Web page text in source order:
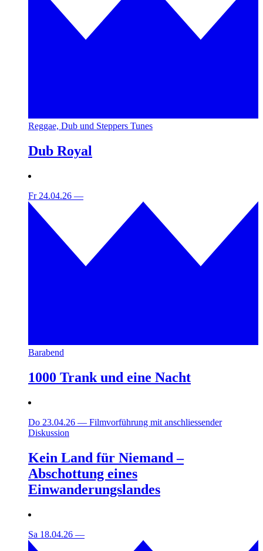
Reggae, Dub und Steppers Tunes
Dub Royal
Fr 24.04.26 —
Barabend
1000 Trank und eine Nacht
Do 23.04.26 — Filmvorführung mit anschliessender
Diskussion
Kein Land für Niemand –
Abschottung eines
Einwanderungslandes
Sa 18.04.26 —